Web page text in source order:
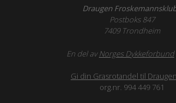
Draugen
Postboks 847
7409 Trondheim
En del avNorges Dykkeforbund
Gi din Grasrotandel til
org.nr. 994 449 761